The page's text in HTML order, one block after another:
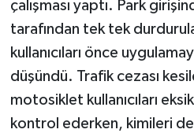
çalışması yaptı. Park
tarafından tek tek
kullanıcıları önce
düşündü. Trafik cezası
motosiklet kullanıcıları
kontrol ederken, kimileri